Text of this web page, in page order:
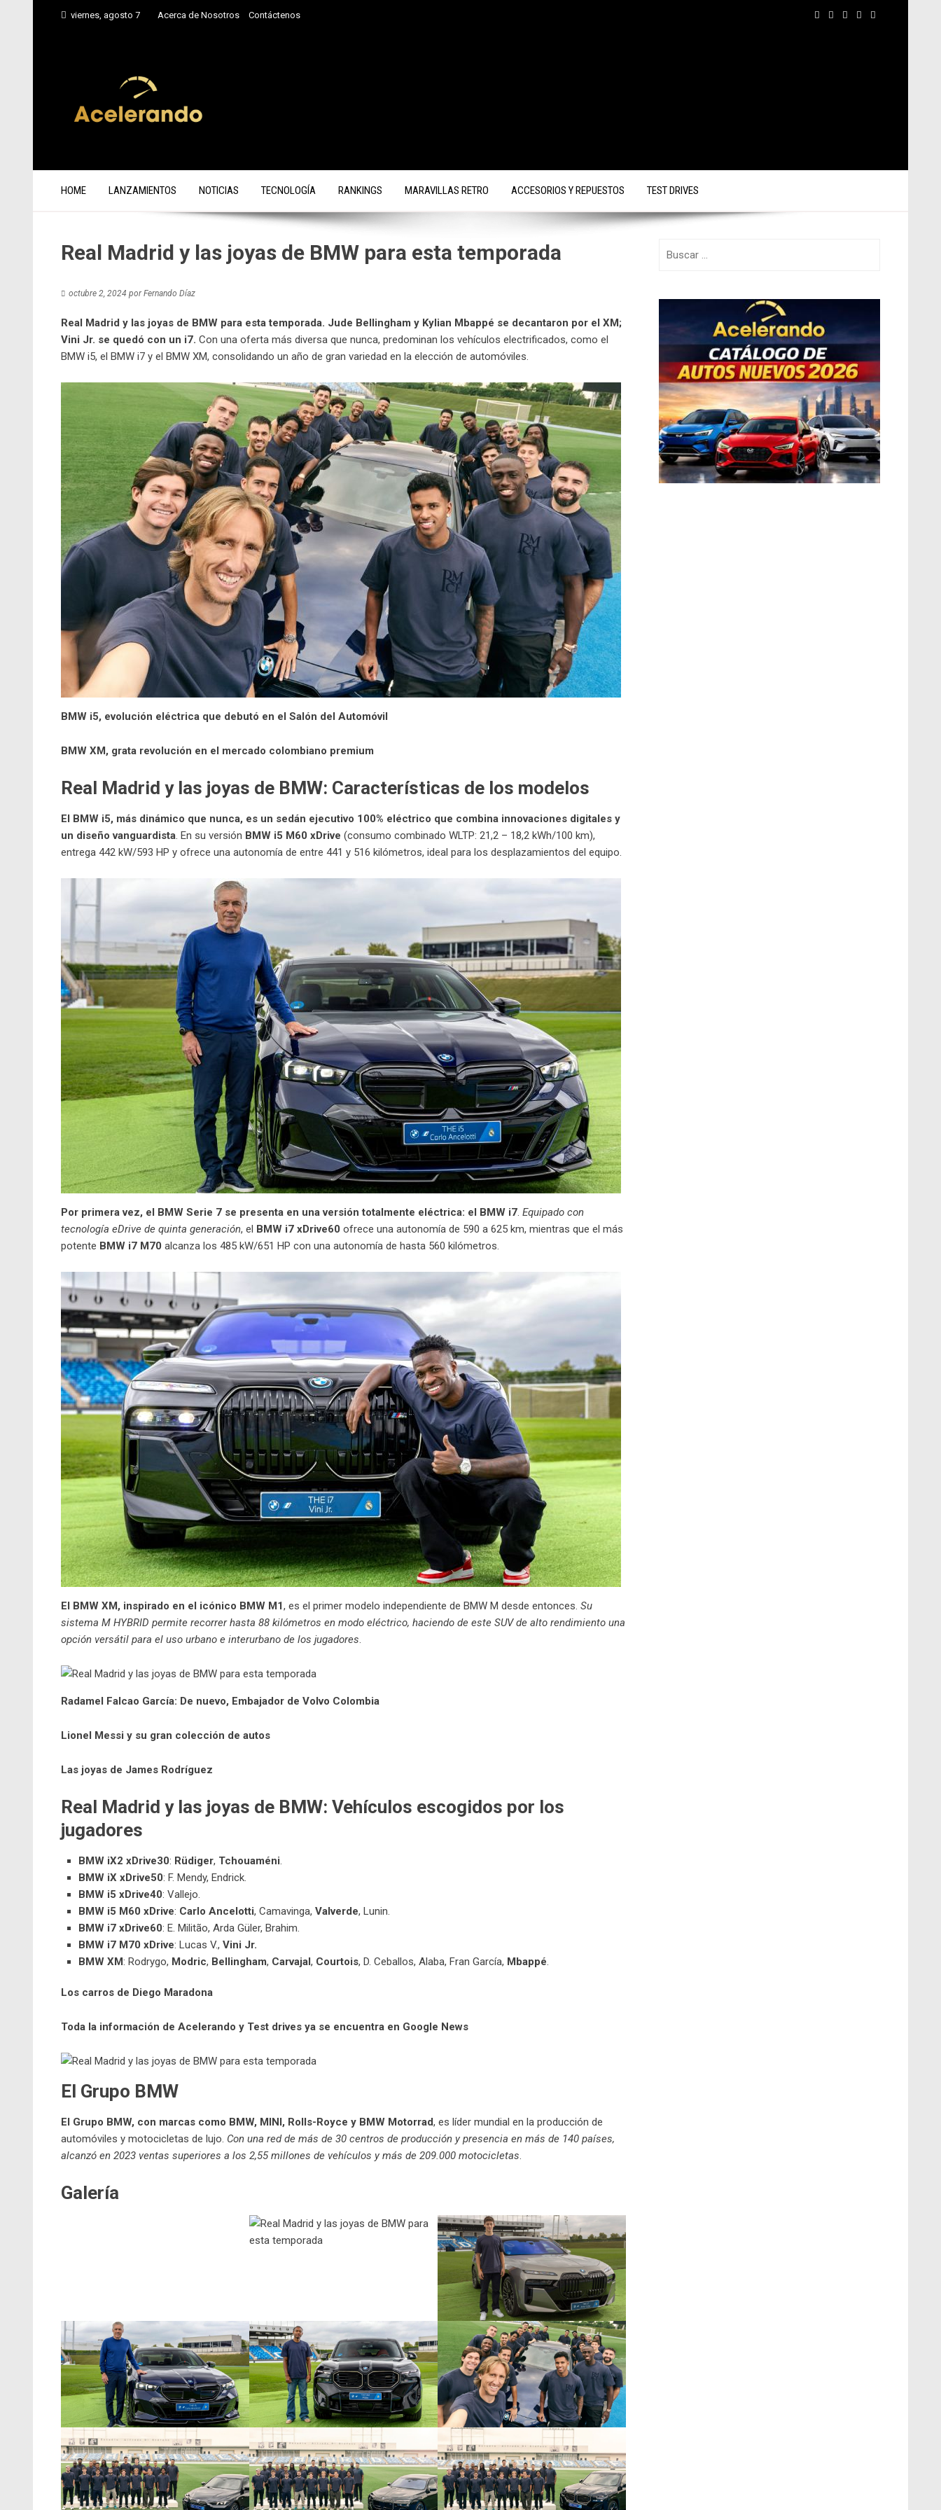
viernes, agosto 7 Acerca de Nosotros Contáctenos
HOME LANZAMIENTOS NOTICIAS TECNOLOGÍA RANKINGS MARAVILLAS RETRO ACCESORIOS Y REPUESTOS TEST DRIVES
Real Madrid y las joyas de BMW para esta temporada
octubre 2, 2024 porFernando Díaz
Real Madrid y las joyas de BMW para esta temporada. Jude Bellingham y Kylian Mbappé se decantaron por el XM;
Vini Jr. se quedó con un i7. Con una oferta más diversa que nunca, predominan los vehículos electrificados, como el
BMW i5, el BMW i7 y el BMW XM, consolidando un año de gran variedad en la elección de automóviles.
BMW i5, evolución eléctrica que debutó en el Salón del Automóvil
BMW XM, grata revolución en el mercado colombiano premium
Real Madrid y las joyas de BMW: Características de los modelos
El BMW i5, más dinámico que nunca, es un sedán ejecutivo 100% eléctrico que combina innovaciones digitales y
un diseño vanguardista. En su versión BMW i5 M60 xDrive (consumo combinado WLTP: 21,2 – 18,2 kWh/100 km),
entrega 442 kW/593 HP y ofrece una autonomía de entre 441 y 516 kilómetros, ideal para los desplazamientos del equipo.
Por primera vez, el BMW Serie 7 se presenta en una versión totalmente eléctrica: el BMW i7. Equipado con
tecnología eDrive de quinta generación, el BMW i7 xDrive60 ofrece una autonomía de 590 a 625 km, mientras que el más
potente BMW i7 M70 alcanza los 485 kW/651 HP con una autonomía de hasta 560 kilómetros.
El BMW XM, inspirado en el icónico BMW M1, es el primer modelo independiente de BMW M desde entonces. Su
sistema M HYBRID permite recorrer hasta 88 kilómetros en modo eléctrico, haciendo de este SUV de alto rendimiento una
opción versátil para el uso urbano e interurbano de los jugadores.
Radamel Falcao García: De nuevo, Embajador de Volvo Colombia
Lionel Messi y su gran colección de autos
Las joyas de James Rodríguez
Real Madrid y las joyas de BMW: Vehículos escogidos por los
jugadores
BMW iX2 xDrive30: Rüdiger, Tchouaméni.
BMW iX xDrive50: F. Mendy, Endrick.
BMW i5 xDrive40: Vallejo.
BMW i5 M60 xDrive: Carlo Ancelotti, Camavinga, Valverde, Lunin.
BMW i7 xDrive60: E. Militão, Arda Güler, Brahim.
BMW i7 M70 xDrive: Lucas V., Vini Jr.
BMW XM: Rodrygo, Modric, Bellingham, Carvajal, Courtois, D. Ceballos, Alaba, Fran García, Mbappé.
Los carros de Diego Maradona
Toda la información de Acelerando y Test drives ya se encuentra en Google News
El Grupo BMW
El Grupo BMW, con marcas como BMW, MINI, Rolls-Royce y BMW Motorrad, es líder mundial en la producción de
automóviles y motocicletas de lujo. Con una red de más de 30 centros de producción y presencia en más de 140 países,
alcanzó en 2023 ventas superiores a los 2,55 millones de vehículos y más de 209.000 motocicletas.
Galería